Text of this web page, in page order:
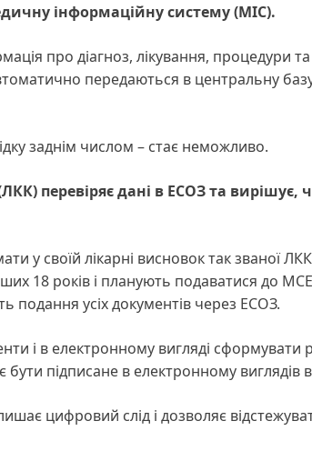
інформаційну систему (МІС).
про діагноз, лікування, процедури
передаються в центральну
заднім числом – стає неможливо.
перевіряє дані в ЕСОЗ та вирішує,
у своїй лікарні висновок так званої
18 років і планують подаватися до
подання усіх документів через ЕСОЗ.
і в електронному вигляді сформувати
підписане в електронному виглядів
цифровий слід і дозволяє